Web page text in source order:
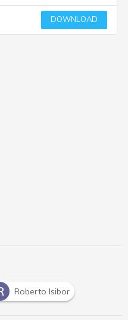
DOWNLOAD
Roberto Isibor